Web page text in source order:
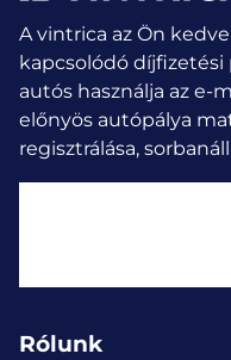
A vintrica az Ön
kapcsolódó
autós használja az e-
előnyös autópálya
regisztrálása,
Rólunk